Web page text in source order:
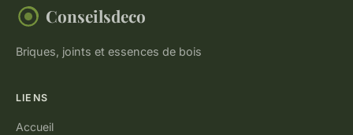
Conseilsdeco
Briques, joints et essences de bois
LIENS
Accueil